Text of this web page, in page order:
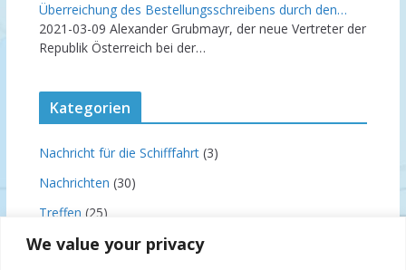
We value your privacy
Überreichung des Bestellungsschreibens durch den…
2021-03-09 Alexander Grubmayr, der neue Vertreter der
Republik Österreich bei der…
Kategorien
Nachricht für die Schifffahrt(3)
Nachrichten (30)
Treffen (25)
Uncategorized(4)